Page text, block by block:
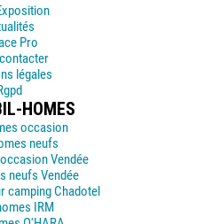
Pro
légales
HOMES
occasion
neufs
Vendée
neufs Vendée
camping Chadotel
IRM